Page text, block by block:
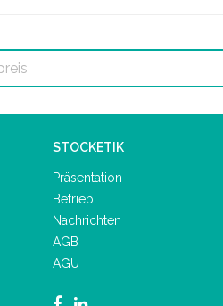
STOCKETIK
Präsentation
Betrieb
Nachrichten
AGB
AGU